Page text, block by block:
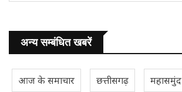
अन्य सम्बंधित खबरें
आज के समाचार छत्तीसगढ़ महासमुंद